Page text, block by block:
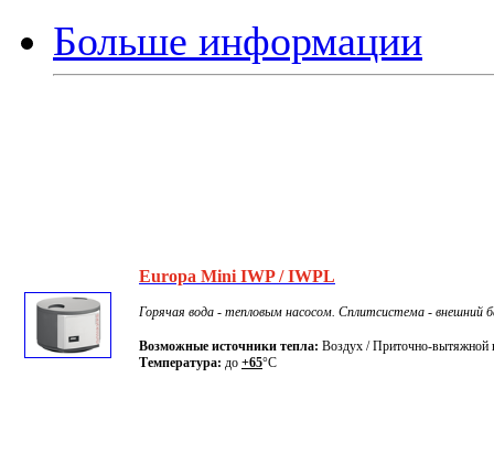
Больше информации
Europa Mini IWP / IWPL
Горячая вода - тепловым насосом. Сплитсистема - внешний
Возможные источники тепла: Воздух / Приточно-вытяжной
Температура: до +65°C